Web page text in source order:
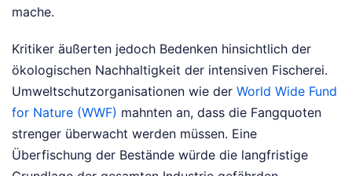
mache.
Kritiker äußerten jedoch Bedenken hinsichtlich der
ökologischen Nachhaltigkeit der intensiven Fischerei.
Umweltschutzorganisationen wie der World Wide Fund
for Nature (WWF) mahnten an, dass die Fangquoten
strenger überwacht werden müssen. Eine
Überfischung der Bestände würde die langfristige